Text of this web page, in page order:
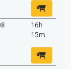
16h
15m